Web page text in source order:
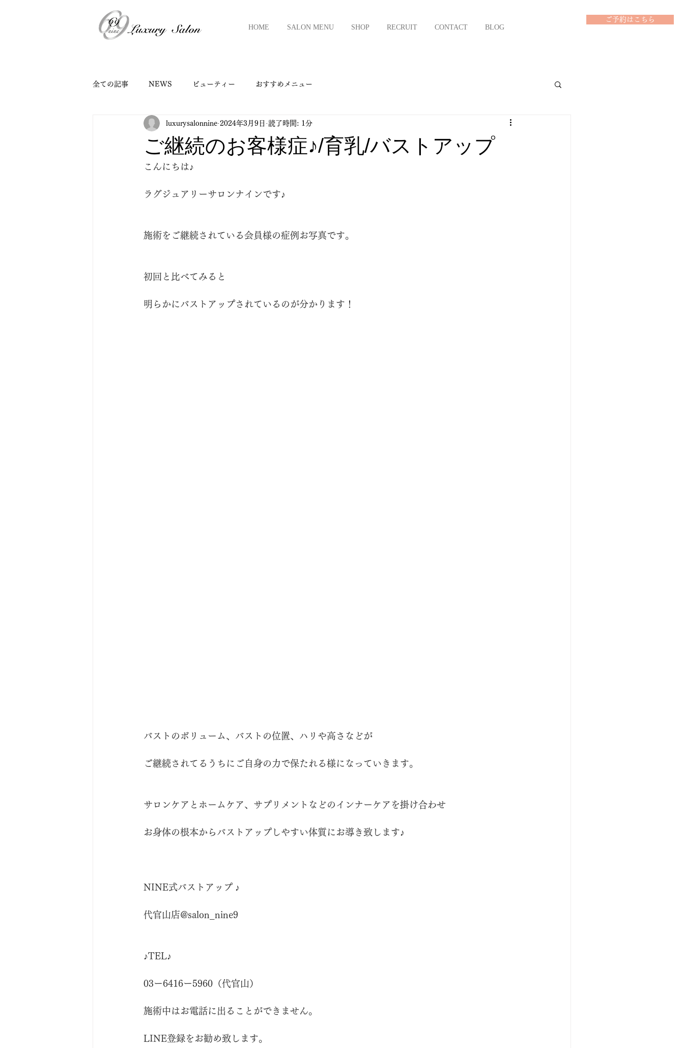
ご予約はこちら
HOME SALON MENU SHOP RECRUIT CONTACT BLOG
全ての記事 NEWS ビューティー おすすめメニュー
ご継続のお客様症♪/育乳/バストアップ
luxurysalonnine 2024年3月9日 読了時間: 1分
こんにちは♪
ラグジュアリーサロンナインです♪
施術をご継続されている会員様の症例お写真です。
初回と比べてみると
明らかにバストアップされているのが分かります！
バストのボリューム、バストの位置、ハリや高さなどが
ご継続されてるうちにご自身の力で保たれる様になっていきます。
サロンケアとホームケア、サプリメントなどのインナーケアを掛け合わせ
お身体の根本からバストアップしやすい体質にお導き致します♪
NINE式バストアップ ♪
代官山店@salon_nine9
♪TEL♪
03ー6416ー5960（代官山）
施術中はお電話に出ることができません。
LINE登録をお勧め致します。